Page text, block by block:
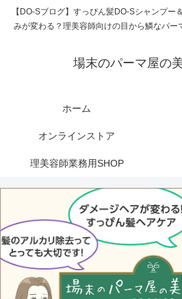
【DO-Sブログ】すっぴん髪DO-Sシャンプ
みが変わる？理美容師向けの目から鱗なパー
場末のパーマ屋の
ホーム
オンラインストア
理美容師業務用SHOP